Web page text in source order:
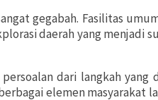
gegabah. Fasilitas
daerah yang menjadi
dari langkah yang
elemen masyarakat